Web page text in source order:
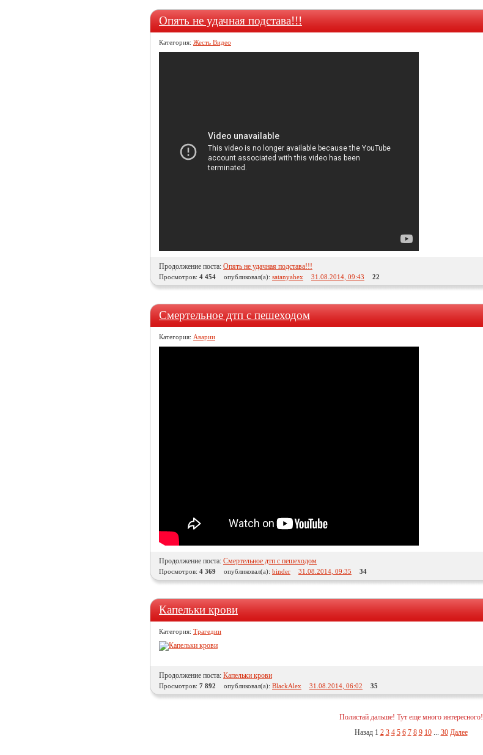
Опять не удачная подстава!!!
Категория: Жесть Видео
Продолжение поста: Опять не удачная подстава!!!
Просмотров: 4 454 опубликовал(а): satanyahex 31.08.2014, 09:43 22
Смертельное дтп с пешеходом
Категория: Аварии
Продолжение поста: Смертельное дтп с пешеходом
Просмотров: 4 369 опубликовал(а): binder 31.08.2014, 09:35 34
Капельки крови
Категория: Трагедии
Продолжение поста: Капельки крови
Просмотров: 7 892 опубликовал(а): BlackAlex 31.08.2014, 06:02 35
Полистай дальше! Тут еще много интересного!
Назад 1 2 3 4 5 6 7 8 9 10 ... 30 Далее